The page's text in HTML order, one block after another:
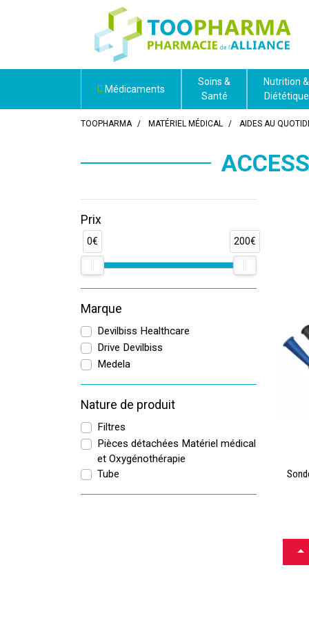
Médicaments
Soins &
Santé
Nutrition &
Diététique
TOOPHARMA MATÉRIEL MÉDICAL AIDES AU
Prix
0€ 200€
Marque
Devilbiss Healthcare
Drive Devilbiss
Medela
Nature de produit
Filtres
Pièces détachées Matériel médical
et Oxygénothérapie
Tube